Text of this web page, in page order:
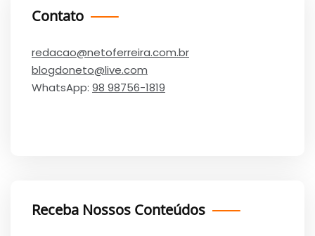
Contato
redacao@netoferreira.com.br
blogdoneto@live.com
WhatsApp: 98 98756-1819
Receba Nossos Conteúdos